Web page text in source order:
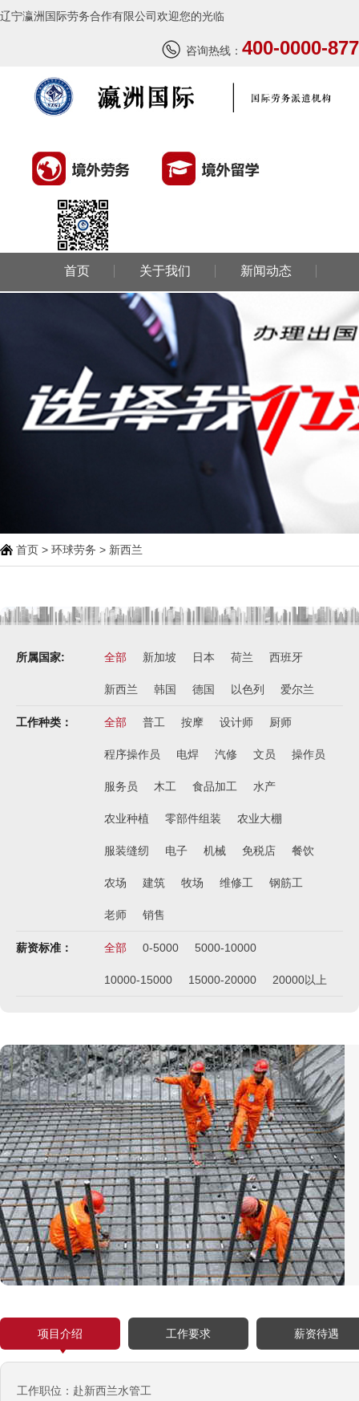
辽宁瀛洲国际劳务合作有限公司欢迎您的光临
咨询热线： 400-0000-877
首页 关于我们 新闻动态
环球留学
联系我们
首页 > 环球劳务 > 新西兰
所属国家: 全部 新加坡 日本 荷兰 西班牙
新西兰 韩国 德国 以色列 爱尔兰
工作种类： 全部 普工 按摩 设计师 厨师
程序操作员 电焊 汽修 文员 操作员
服务员 木工 食品加工 水产
农业种植 零部件组装 农业大棚
服装缝纫 电子 机械 免税店 餐饮
农场 建筑 牧场 维修工 钢筋工
老师 销售
薪资标准： 全部 0-5000 5000-10000
10000-15000 15000-20000 20000以上
项目介绍 工作要求 薪资待遇
工作职位：赴新西兰水管工
￥1800-2200欧元/月
荷兰-甜点厨师
荷兰-铁板烧厨师
￥200纽币/天+提成
荷兰-中餐厨师
￥260-350万韩币
新加坡-火锅店店长
￥3300-3666新（人民币1800-
20000）
韩国-免税店
￥220万+销售奖金
新西兰-农业工
￥时薪25纽币
俄罗斯-面点师
￥12000-14000
俄罗斯-帮厨
￥8000起-9000
俄罗斯-瓷砖工